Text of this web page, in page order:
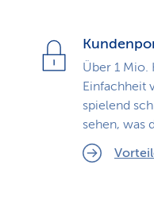
Über 1 Mio.
Einfachheit
spielend
sehen, was